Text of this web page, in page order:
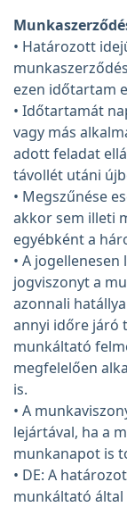
• Határozott
ezen időtartam
• Időtartamát
vagy más
adott feladat
távollét utáni
• Megszűnése
akkor sem illeti
egyébként a
• A
jogviszonyt a
azonnali
annyi időre járó
munkáltató
megfelelően
is.
• A
lejártával, ha a
munkanapot is
• DE: A
munkáltató